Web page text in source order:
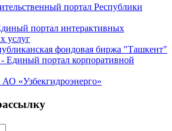
портал Республики
портал интерактивных
услуг
фондовая биржа "Ташкент"
Единый портал корпоративной
«Узбекгидроэнерго»